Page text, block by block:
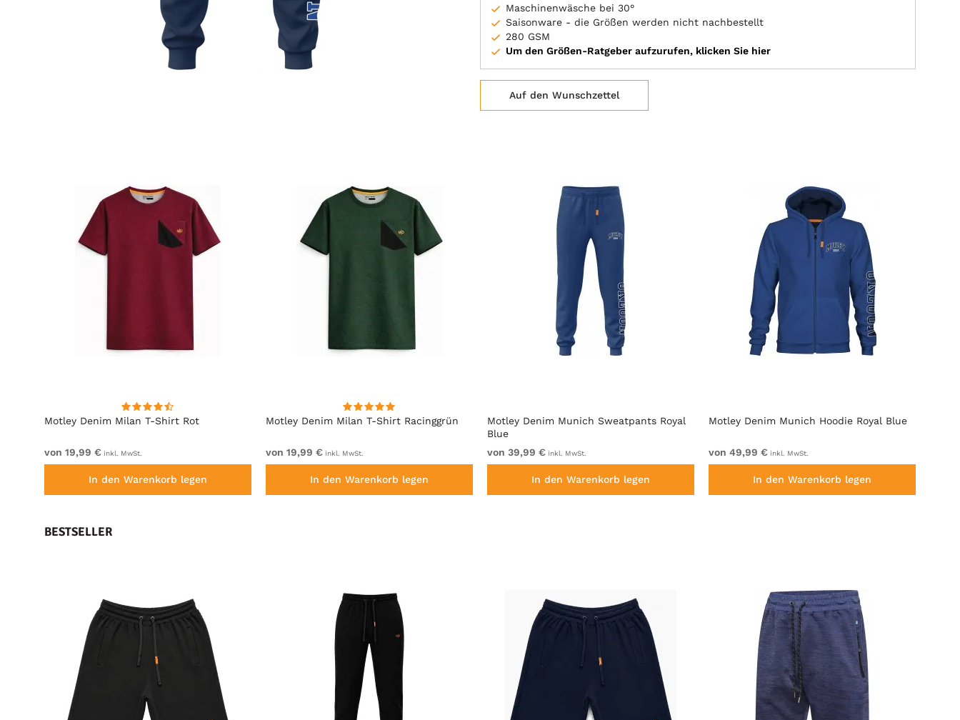
Maschinenwäsche bei 30°
Saisonware - die Größen werden nicht nachbestellt
280 GSM
Um den Größen-Ratgeber aufzurufen, klicken Sie hier
Auf den Wunschzettel
Motley Denim Milan T-Shirt Rot
von 19,99 € inkl. MwSt.
In den Warenkorb legen
Motley Denim Milan T-Shirt Racinggrün
von 19,99 € inkl. MwSt.
In den Warenkorb legen
Motley Denim Munich Sweatpants Royal
Blue
von 39,99 € inkl. MwSt.
In den Warenkorb legen
Motley Denim Munich Hoodie Royal Blue
von 49,99 € inkl. MwSt.
In den Warenkorb legen
BESTSELLER